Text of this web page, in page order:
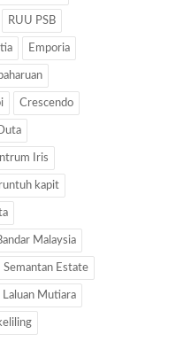
RUU PSB
Emporia
Crescendo
Iris
kapit
Malaysia
Semantan Estate
Laluan Mutiara